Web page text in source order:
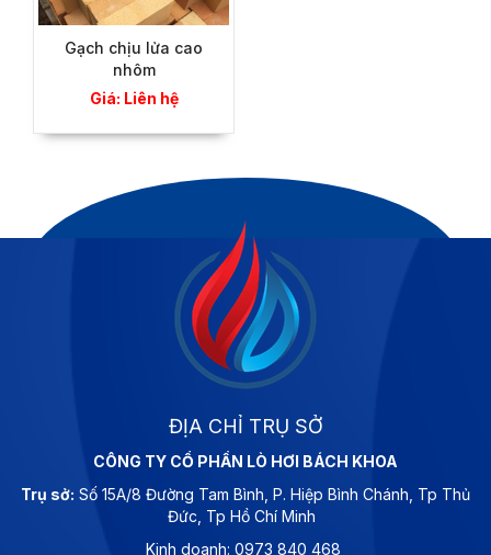
Gạch chịu lửa cao
nhôm
Giá: Liên hệ
ĐỊA CHỈ TRỤ SỞ
CÔNG TY CỔ PHẦN LÒ HƠI BÁCH KHOA
Trụ sở: Số 15A/8 Đường Tam Bình, P. Hiệp Bình Chánh, Tp Thủ
Đức, Tp Hồ Chí Minh
Kinh doanh: 0973 840 468